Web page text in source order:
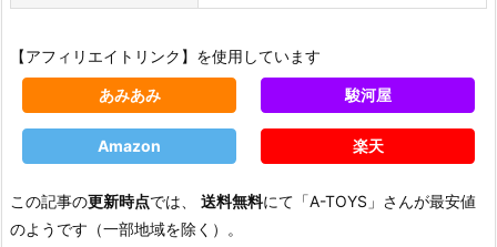
【アフィリエイトリンク】を使用しています
あみあみ 駿河屋
Amazon 楽天
この記事の更新時点では、 送料無料にて「A-TOYS」さんが最安値
のようです（一部地域を除く）。